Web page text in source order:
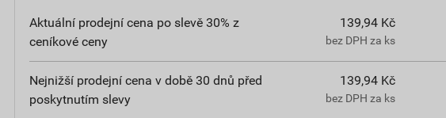
Aktuální prodejní cena po slevě 30% z
ceníkové ceny
139,94 Kč
bez DPH za ks
Nejnižší prodejní cena v době 30 dnů před
poskytnutím slevy
139,94 Kč
bez DPH za ks